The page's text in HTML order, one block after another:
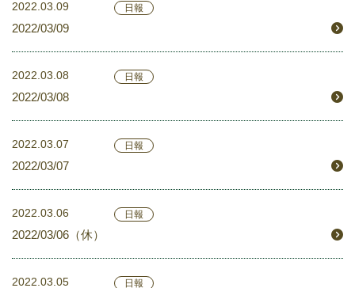
2022.03.09 日報
2022/03/09
2022.03.08 日報
2022/03/08
2022.03.07 日報
2022/03/07
2022.03.06 日報
2022/03/06（休）
2022.03.05 日報